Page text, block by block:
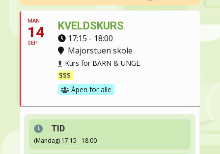
MAN
14
SEP
KVELDSKURS
17:15 - 18:00
Majorstuen skole
Kurs for BARN & UNGE
$$$
Åpen for alle
TID
(Mandag) 17:15 - 18:00